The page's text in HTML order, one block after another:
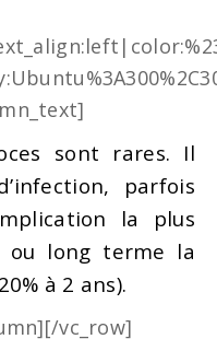
sont rares. Il
parfois
la plus
ou long terme la
à 2 ans).
vc_row]